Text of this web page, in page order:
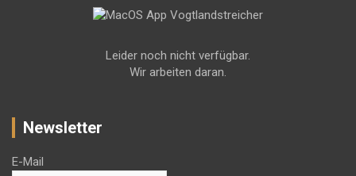
Leider noch nicht verfügbar.
Wir arbeiten daran.
Newsletter
E-Mail